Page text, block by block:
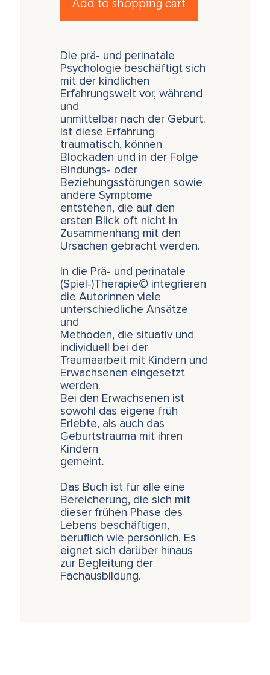
Add to shopping cart
Die prä- und perinatale
Psychologie beschäftigt sich
mit der kindlichen
Erfahrungswelt vor, während
und
unmittelbar nach der Geburt.
Ist diese Erfahrung
traumatisch, können
Blockaden und in der Folge
Bindungs- oder
Beziehungsstörungen sowie
andere Symptome
entstehen, die auf den
ersten Blick oft nicht in
Zusammenhang mit den
Ursachen gebracht werden.
In die Prä- und perinatale
(Spiel-)Therapie© integrieren
die Autorinnen viele
unterschiedliche Ansätze
und
Methoden, die situativ und
individuell bei der
Traumaarbeit mit Kindern und
Erwachsenen eingesetzt
werden.
Bei den Erwachsenen ist
sowohl das eigene früh
Erlebte, als auch das
Geburtstrauma mit ihren
Kindern
gemeint.
Das Buch ist für alle eine
Bereicherung, die sich mit
dieser frühen Phase des
Lebens beschäftigen,
beruflich wie persönlich. Es
eignet sich darüber hinaus
zur Begleitung der
Fachausbildung.